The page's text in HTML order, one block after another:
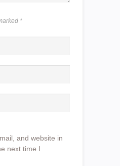
*
and website in
next time I